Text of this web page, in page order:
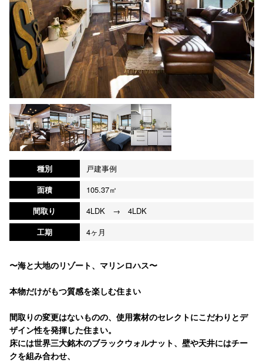
種別
戸建事例
面積
105.37㎡
間取り
4LDK → 4LDK
工期
4ヶ月
〜海と大地のリゾート、マリンロハス〜
本物だけがもつ質感を楽しむ住まい
間取りの変更はないものの、使用素材のセレクトにこだわりとデ
ザイン性を発揮した住まい。
床には世界三大銘木のブラックウォルナット、壁や天井にはチー
クを組み合わせ、